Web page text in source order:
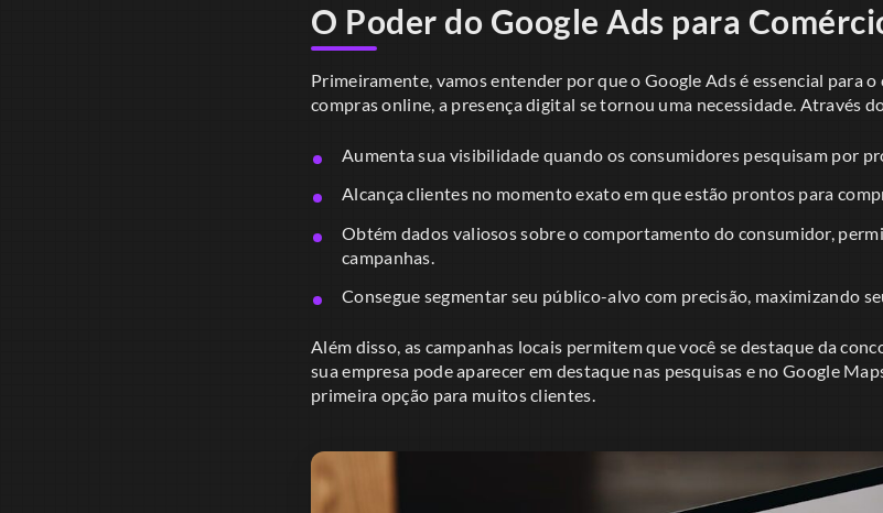
O Poder do Google Ads para
Primeiramente, vamos entender por que o Google Ads é essencial para
compras online, a presença digital se tornou uma necessidade. Através
Aumenta sua visibilidade quando os consumidores pesquisam por
Alcança clientes no momento exato em que estão prontos para
Obtém dados valiosos sobre o comportamento do consumidor,
campanhas.
Consegue segmentar seu público-alvo com precisão, maximizando
Além disso, as campanhas locais permitem que você se destaque da
sua empresa pode aparecer em destaque nas pesquisas e no Google
primeira opção para muitos clientes.